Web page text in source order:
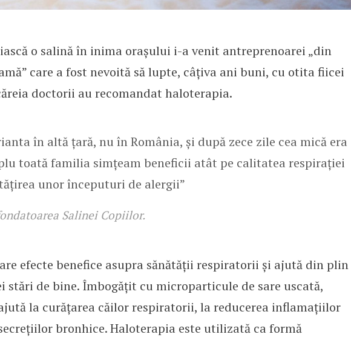
o salină în inima orașului i-a venit antreprenoarei „din
care a fost nevoită să lupte, câțiva ani buni, cu otita fiicei
doctorii au recomandat haloterapia.
în altă țară, nu în România, și după zece zile cea mică era
toată familia simțeam beneficii atât pe calitatea respirației
unor începuturi de alergii”
Salinei Copiilor.
efecte benefice asupra sănătății respiratorii și ajută din plin
stări de bine. Îmbogățit cu microparticule de sare uscată,
la curățarea căilor respiratorii, la reducerea inflamațiilor
bronhice. Haloterapia este utilizată ca formă